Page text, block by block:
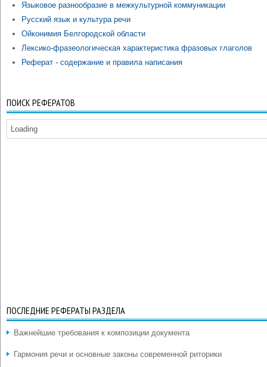
Языковое разнообразие в межкультурной коммуникации
Русский язык и культура речи
Ойконимия Белгородской области
Лексико-фразеологическая характеристика фразовых глаголов
Реферат - содержание и правила написания
ПОИСК РЕФЕРАТОВ
Loading
ПОСЛЕДНИЕ РЕФЕРАТЫ РАЗДЕЛА
Важнейшие требования к композиции документа
Гармония речи и основные законы современной риторики